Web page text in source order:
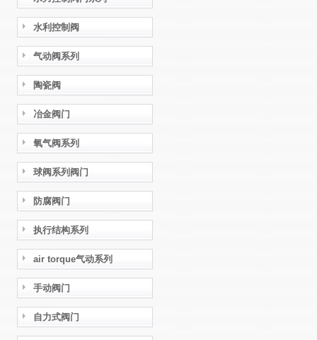
水利控制阀
气动阀系列
陶瓷阀
冶金阀门
氧气阀系列
球阀系列阀门
防腐阀门
执行结构系列
air torque气动系列
手动阀门
自力式阀门